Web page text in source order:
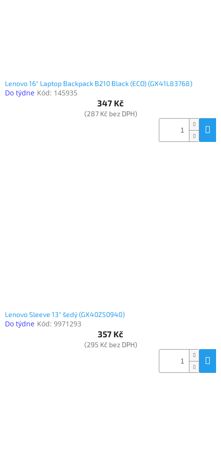
Lenovo 16" Laptop Backpack B210 Black (ECO) (GX41L83768)
Do týdne Kód: 145935
347 Kč
(287 Kč bez DPH)
Lenovo Sleeve 13" šedý (GX40Z50940)
Do týdne Kód: 9971293
357 Kč
(295 Kč bez DPH)